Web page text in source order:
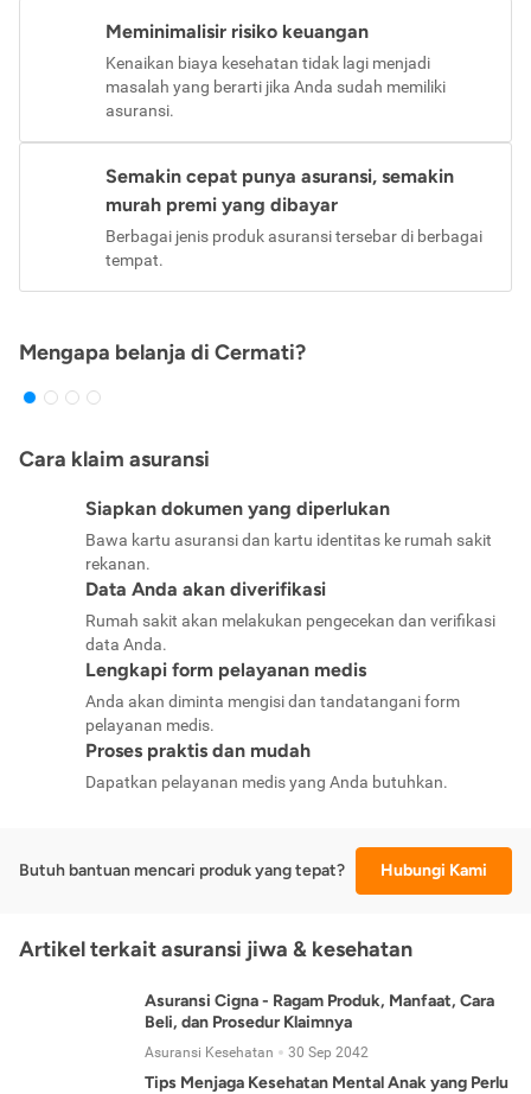
Meminimalisir risiko keuangan
Kenaikan biaya kesehatan tidak lagi menjadi
masalah yang berarti jika Anda sudah memiliki
asuransi.
Semakin cepat punya asuransi, semakin
murah premi yang dibayar
Berbagai jenis produk asuransi tersebar di berbagai
tempat.
Mengapa belanja di Cermati?
Cara klaim asuransi
Siapkan dokumen yang diperlukan
Bawa kartu asuransi dan kartu identitas ke rumah sakit
rekanan.
Data Anda akan diverifikasi
Rumah sakit akan melakukan pengecekan dan verifikasi
data Anda.
Lengkapi form pelayanan medis
Anda akan diminta mengisi dan tandatangani form
pelayanan medis.
Proses praktis dan mudah
Dapatkan pelayanan medis yang Anda butuhkan.
Butuh bantuan mencari produk yang tepat? Hubungi Kami
Artikel terkait asuransi jiwa & kesehatan
Asuransi Cigna - Ragam Produk, Manfaat, Cara
Beli, dan Prosedur Klaimnya
Asuransi Kesehatan 30 Sep 2042
Tips Menjaga Kesehatan Mental Anak yang Perlu